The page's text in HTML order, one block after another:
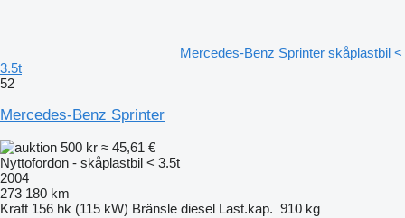
Mercedes-Benz Sprinter skåplastbil <
3.5t
52
Mercedes-Benz Sprinter
500 kr ≈ 45,61 €
Nyttofordon - skåplastbil < 3.5t
2004
273 180 km
Kraft 156 hk (115 kW) Bränsle diesel Last.kap. 910 kg